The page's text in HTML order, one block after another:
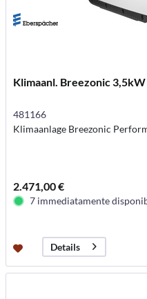
Klimaanl. Breezonic 3,5kW
481166
Klimaanlage Breezonic
2.471,00 €
7 immediatamente
Details